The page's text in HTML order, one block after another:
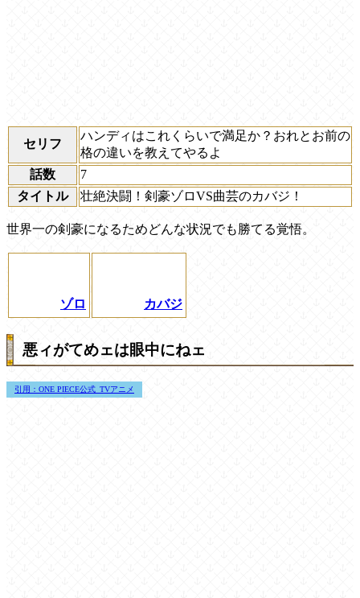
セリフ
ハンディはこれくらいで満足か？おれとお前の
格の違いを教えてやるよ
話数
7
タイトル
壮絶決闘！剣豪ゾロVS曲芸のカバジ！
世界一の剣豪になるためどんな状況でも勝てる覚悟。
ゾロ カバジ
悪ィがてめェは眼中にねェ
引用：ONE PIECE公式_TVアニメ